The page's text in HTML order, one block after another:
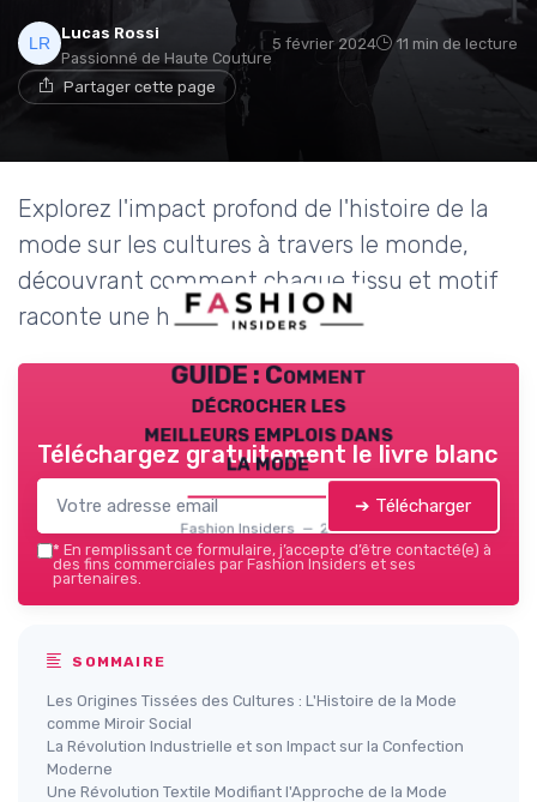
Lucas Rossi
Passionné de Haute Couture
5 février 2024 11 min de lecture
Partager cette page
Explorez l'impact profond de l'histoire de la
mode sur les cultures à travers le monde,
découvrant comment chaque tissu et motif
raconte une histoire unique.
GUIDE : Comment
décrocher les
meilleurs emplois dans
la mode
Fashion Insiders — 2026
Téléchargez gratuitement le livre blanc
➔ Télécharger
* En remplissant ce formulaire, j’accepte d’être contacté(e) à
des fins commerciales par Fashion Insiders et ses
partenaires.
SOMMAIRE
Les Origines Tissées des Cultures : L'Histoire de la Mode
comme Miroir Social
La Révolution Industrielle et son Impact sur la Confection
Moderne
Une Révolution Textile Modifiant l'Approche de la Mode